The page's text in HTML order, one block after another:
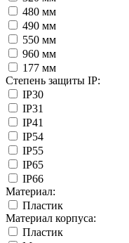
480 мм
490 мм
550 мм
960 мм
177 мм
Степень защиты IP:
IP30
IP31
IP41
IP54
IP55
IP65
IP66
Материал:
Пластик
Материал корпуса:
Пластик